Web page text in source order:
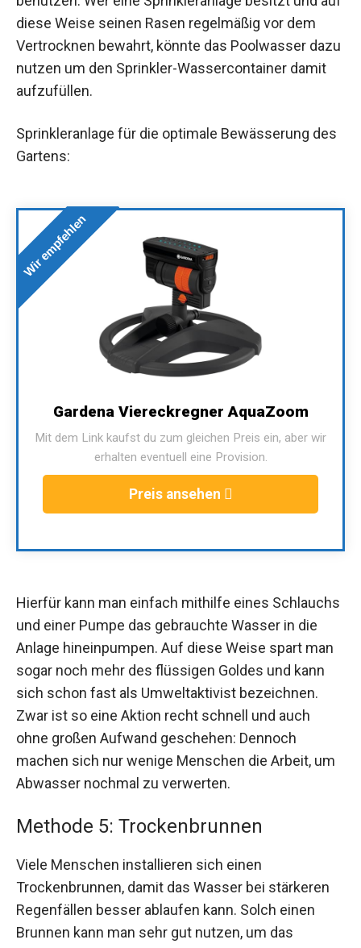
diese Weise seinen Rasen regelmäßig vor dem
Vertrocknen bewahrt, könnte das Poolwasser dazu
nutzen um den Sprinkler-Wassercontainer damit
aufzufüllen.
Sprinkleranlage für die optimale Bewässerung des
Gartens:
Wir empfehlen
Gardena Viereckregner AquaZoom
Mit dem Link kaufst du zum gleichen Preis ein, aber wir
erhalten eventuell eine Provision.
Preis ansehen
Hierfür kann man einfach mithilfe eines Schlauchs
und einer Pumpe das gebrauchte Wasser in die
Anlage hineinpumpen. Auf diese Weise spart man
sogar noch mehr des flüssigen Goldes und kann
sich schon fast als Umweltaktivist bezeichnen.
Zwar ist so eine Aktion recht schnell und auch
ohne großen Aufwand geschehen: Dennoch
machen sich nur wenige Menschen die Arbeit, um
Abwasser nochmal zu verwerten.
Methode 5: Trockenbrunnen
Viele Menschen installieren sich einen
Trockenbrunnen, damit das Wasser bei stärkeren
Regenfällen besser ablaufen kann. Solch einen
Brunnen kann man sehr gut nutzen, um das